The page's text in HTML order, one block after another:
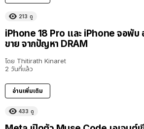
213 ดู
iPhone 18 Pro และ iPhone จอพับ
ขาย จากปัญหา DRAM
โดย Thitirath Kinaret
2 วันที่แล้ว
อ่านเพิ่มเติม
433 ดู